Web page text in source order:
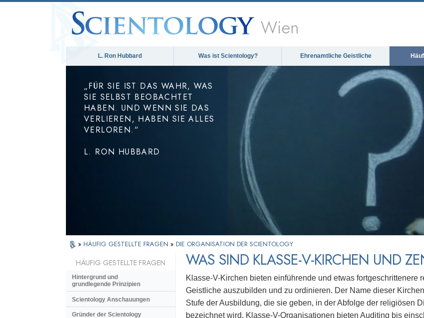
Wien
L. Ron Hubbard Was ist Scientology? Ehrenamtliche Geistliche
„FÜR SIE IST DAS WAHR, WAS
SIE SELBST BEOBACHTET
HABEN. UND WENN SIE DAS
VERLIEREN, HABEN SIE ALLES
VERLOREN.“
L. RON HUBBARD
» HÄUFIG GESTELLTE FRAGEN » DIE ORGANISATION DER SCIENTOLOGY
WAS SIND KLASSE-V-KIRCHEN UND
Klasse-V-Kirchen bieten einführende und etwas fortgeschrittenere
Geistliche auszubilden und zu ordinieren. Der Name dieser
Stufe der Ausbildung, die sie geben, in der Abfolge der religiösen
bezeichnet wird. Klasse-V-Organisationen bieten Auditing bis
HÄUFIG GESTELLTE FRAGEN
Hintergrund und
grundlegende Prinzipien
Scientology Anschauungen
Gründer der Scientology